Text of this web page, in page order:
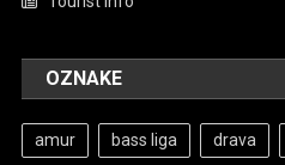
OZNAKE
amur bass liga drava